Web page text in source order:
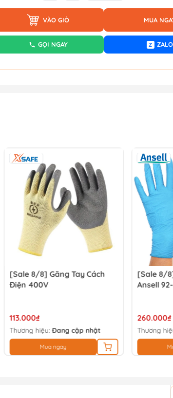
VÀO GIỎ MUA
GỌI NGAY Z ZALO
[Sale 8/8] Găng Tay Cách
Điện 400V
113.000₫
Thương hiệu:Đang cập nhật
Mua ngay
[Sale 8/
Ansell
260.000₫
Thương